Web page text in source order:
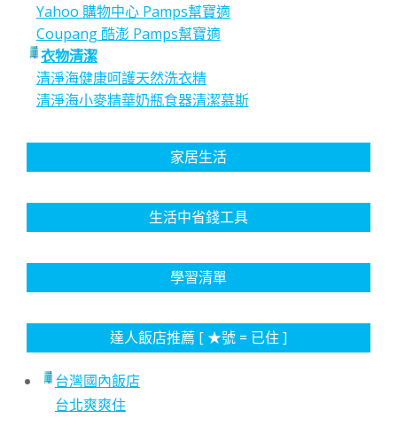
Yahoo 購物中心 Pamps幫寶適
Coupang 酷澎 Pamps幫寶適
衣物清潔
清淨海健康呵護天然洗衣精
清淨海小麥精華奶瓶食器清潔慕斯
家居生活
生活中省錢工具
學習清單
達人飯店推薦 [ ★號 = 已住 ]
台灣國內飯店
台北爽爽住